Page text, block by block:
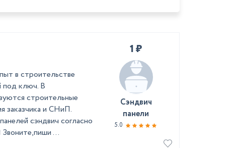
в строительстве
под ключ. В
строительные
заказчика и СНиП.
сэндвич согласно
...
1 ₽
Сэндвич
панели
5.0